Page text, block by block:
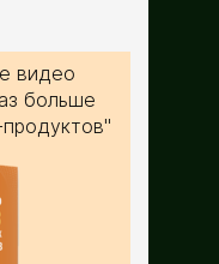
видео
больше